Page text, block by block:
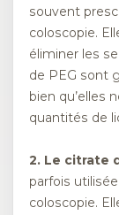
souvent
coloscopie.
éliminer les
de PEG sont
bien qu’elles
quantités de
2. Le citrate
parfois
coloscopie.